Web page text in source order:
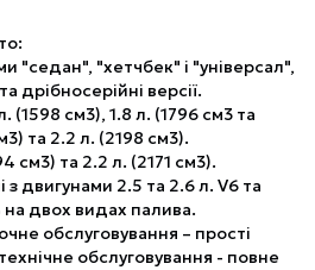
"седан", "хетчбек" і "універсал",
дрібносерійні версії.
(1598 см3), 1.8 л. (1796 см3 та
та 2.2 л. (2198 см3).
см3) та 2.2 л. (2171 см3).
двигунами 2.5 та 2.6 л. V6 та
двох видах палива.
обслуговування – прості
обслуговування - повне